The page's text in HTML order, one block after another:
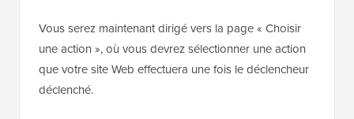
Vous serez maintenant dirigé vers la page « Choisir
une action », où vous devrez sélectionner une action
que votre site Web effectuera une fois le déclencheur
déclenché.